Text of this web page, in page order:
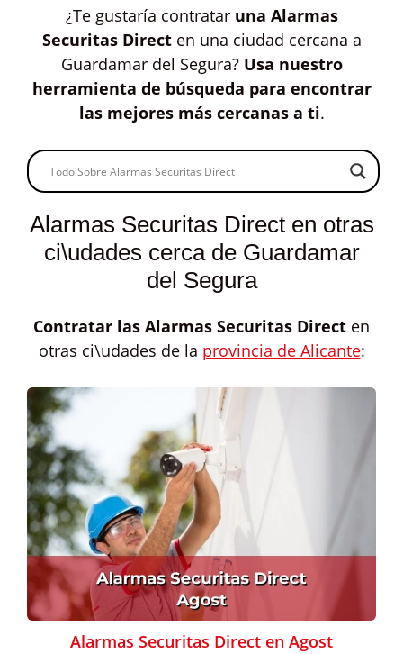
¿Te gustaría contratar una Alarmas
Securitas Directen una ciudad cercana a
Guardamar del Segura? Usa nuestro
herramienta de búsqueda para encontrar
las mejores más cercanas a ti.
Alarmas Securitas Direct en otras
ci\udades cerca de Guardamar
del Segura
Contratar las Alarmas Securitas Direct en
otras ci\udades de la provincia de Alicante:
Alarmas Securitas Direct en Agost